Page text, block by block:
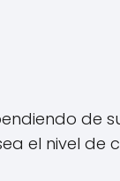
de
el nivel de